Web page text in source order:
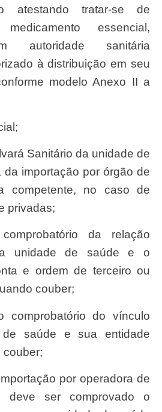
essencial,
autoridade sanitária
à distribuição em seu
modelo Anexo II a
da importação por órgão de
competente, no caso de
privadas;
unidade de saúde e o
e ordem de terceiro ou
couber;
saúde e sua entidade
couber;
deve ser comprovado o